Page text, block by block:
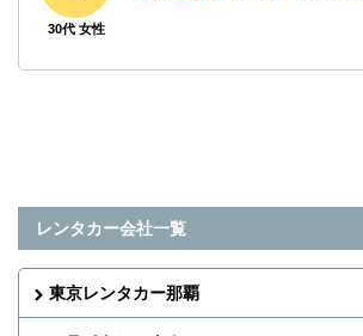
30代 女性
レンタカー会社一覧
東京レンタカー那覇